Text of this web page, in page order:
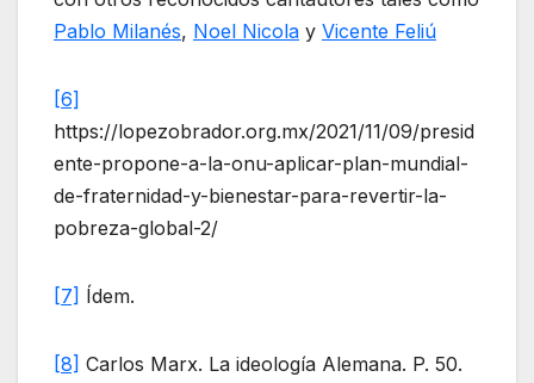
Pablo Milanés, Noel Nicola y Vicente Feliú
[6]
https://lopezobrador.org.mx/2021/11/09/presid
ente-propone-a-la-onu-aplicar-plan-mundial-
de-fraternidad-y-bienestar-para-revertir-la-
pobreza-global-2/
[7] Ídem.
[8] Carlos Marx. La ideología Alemana. P. 50.